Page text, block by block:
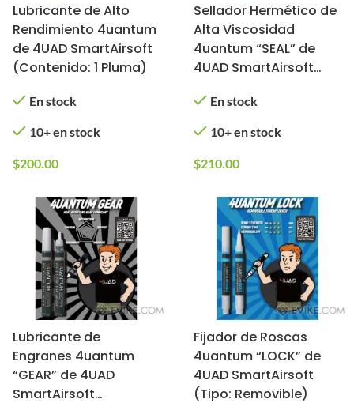
Lubricante de Alto
Rendimiento 4uantum
de 4UAD SmartAirsoft
(Contenido: 1 Pluma)
En stock
10+ en stock
$200.00
Sellador Hermético de
Alta Viscosidad
4uantum “SEAL” de
4UAD SmartAirsoft
En stock
10+ en stock
$210.00
Lubricante de
Engranes 4uantum
“GEAR” de 4UAD
SmartAirsoft
Fijador de Roscas
4uantum “LOCK” de
4UAD SmartAirsoft
(Tipo: Removible)